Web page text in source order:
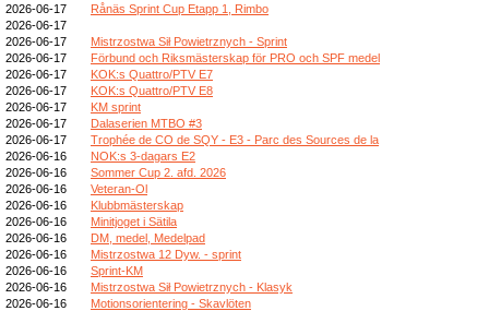
2026-06-17
Rånäs Sprint Cup Etapp 1, Rimbo
2026-06-17
2026-06-17
Mistrzostwa Sił Powietrznych - Sprint
2026-06-17
Förbund och Riksmästerskap för PRO och SPF medel
2026-06-17
KOK:s Quattro/PTV E7
2026-06-17
KOK:s Quattro/PTV E8
2026-06-17
KM sprint
2026-06-17
Dalaserien MTBO #3
2026-06-17
Trophée de CO de SQY - E3 - Parc des Sources de la
2026-06-16
NOK:s 3-dagars E2
2026-06-16
Sommer Cup 2. afd. 2026
2026-06-16
Veteran-Ol
2026-06-16
Klubbmästerskap
2026-06-16
Minitjoget i Sätila
2026-06-16
DM, medel, Medelpad
2026-06-16
Mistrzostwa 12 Dyw. - sprint
2026-06-16
Sprint-KM
2026-06-16
Mistrzostwa Sił Powietrznych - Klasyk
2026-06-16
Motionsorientering - Skavlöten